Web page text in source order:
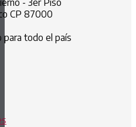
- 3er Piso
CP 87000
para todo el país